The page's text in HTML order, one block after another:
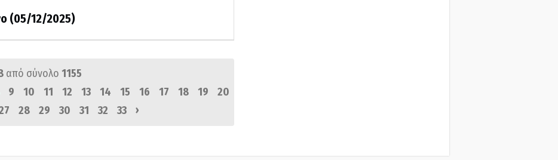
(05/12/2025)
από σύνολο 1155
9 10 11 12 13 14 15 16 17 18 19
20
28 29 30 31 32 33 ›